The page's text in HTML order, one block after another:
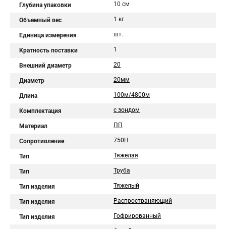
Глубина упаковки 10 см
Объемный вес 1 кг
Единица измерения шт.
Кратность поставки 1
Внешний диаметр 20
Диаметр 20мм
Длина 100м/4800м
Комплектация с зондом
Материал ПП
Сопротивление 750Н
Тип Тяжелая
Тип Труба
Тип изделия Тяжелый
Тип изделия Распространяющий
Тип изделия Гофрированный